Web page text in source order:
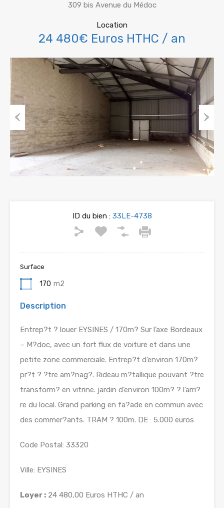
309 bis Avenue du Médoc
Location
24 480€ Euros HTHC / an
Previous Next
ID du bien :33LE-4738
Surface
170 m2
Description
Entrep?t ? louer EYSINES / 170m? Sur l’axe Bordeaux
– M?doc, avec un fort flux de voiture et dans une
petite zone commerciale. Entrep?t d’environ 170m?
pr?t ? ?tre am?nag?. Rideau m?tallique pouvant ?tre
transform? en vitrine. jardin d’environ 100m? ? l’arri?
re du local. Grand parking en fa?ade en commun avec
des commer?ants. TRAM ? 100m. DE : 5.000 euros
Code Postal: 33320
Ville: EYSINES
Loyer : 24 480,00 Euros HTHC / an